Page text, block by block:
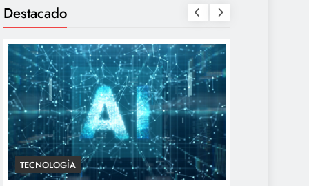
Destacado
ENTRETENIMIENTO